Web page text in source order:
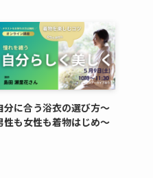
分に合う浴衣の選び方～
性も女性も着物はじめ～